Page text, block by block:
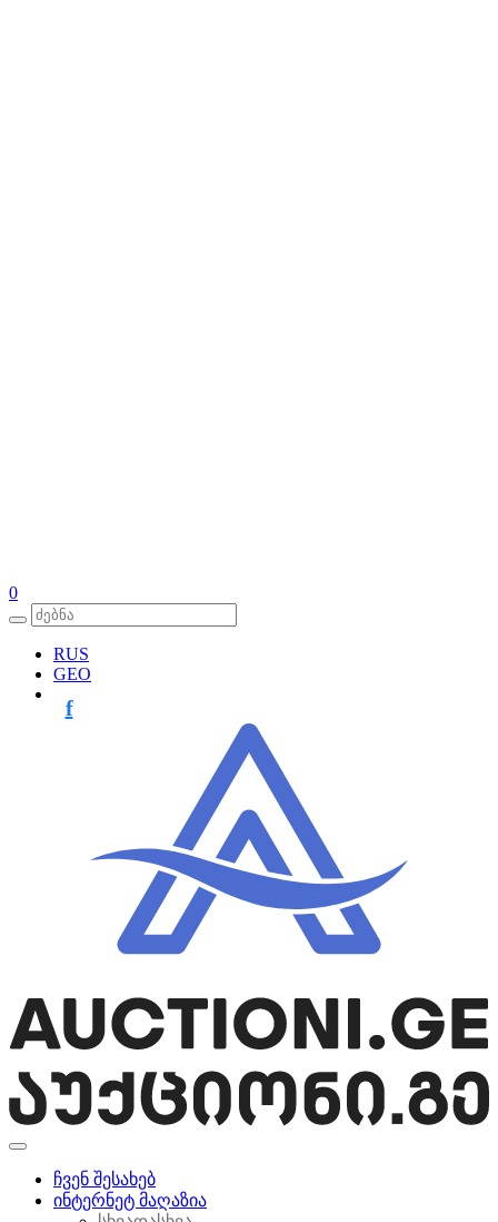
0
RUS
GEO
f
ჩვენ შესახებ
ინტერნეტ მაღაზია